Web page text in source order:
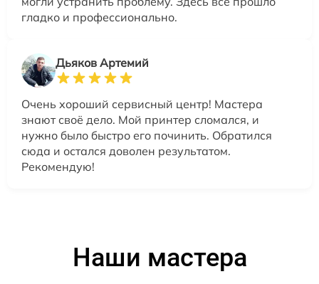
гладко и профессионально.
Дьяков Артемий
Очень хороший сервисный центр! Мастера
знают своё дело. Мой принтер сломался, и
нужно было быстро его починить. Обратился
сюда и остался доволен результатом.
Рекомендую!
Наши мастера